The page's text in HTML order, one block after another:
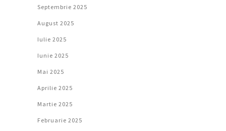
Septembrie 2025
August 2025
Iulie 2025
Iunie 2025
Mai 2025
Aprilie 2025
Martie 2025
Februarie 2025